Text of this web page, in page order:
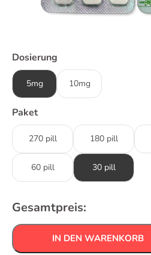
Dosierung
5mg 10mg
Paket
270 pill 180 pill
60 pill 30 pill
Gesamtpreis:
IN DEN WARENKORB